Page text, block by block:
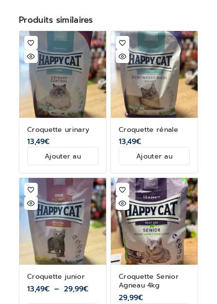
Produits similaires
Croquette urinary
13,49€
Ajouter au
Croquette rénale
13,49€
Ajouter au
Croquette junior
13,49€ – 29,99€
Croquette Senior
Agneau 4kg
29,99€